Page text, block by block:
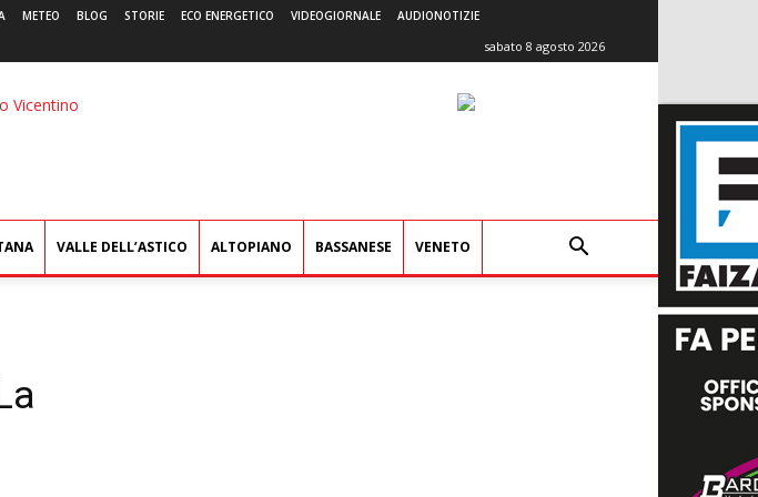
METEO BLOG STORIE ECO ENERGETICO VIDEOGIORNALE AUDIONOTIZIE
sabato 8 agosto 2026
L'Eco
VALLE DELL’ASTICO ALTOPIANO BASSANESE VENETO